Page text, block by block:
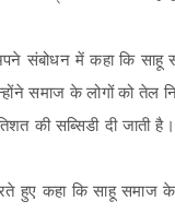
संबोधन में कहा कि
समाज के लोगों को
की सब्सिडी दी
हुए कहा कि साहू